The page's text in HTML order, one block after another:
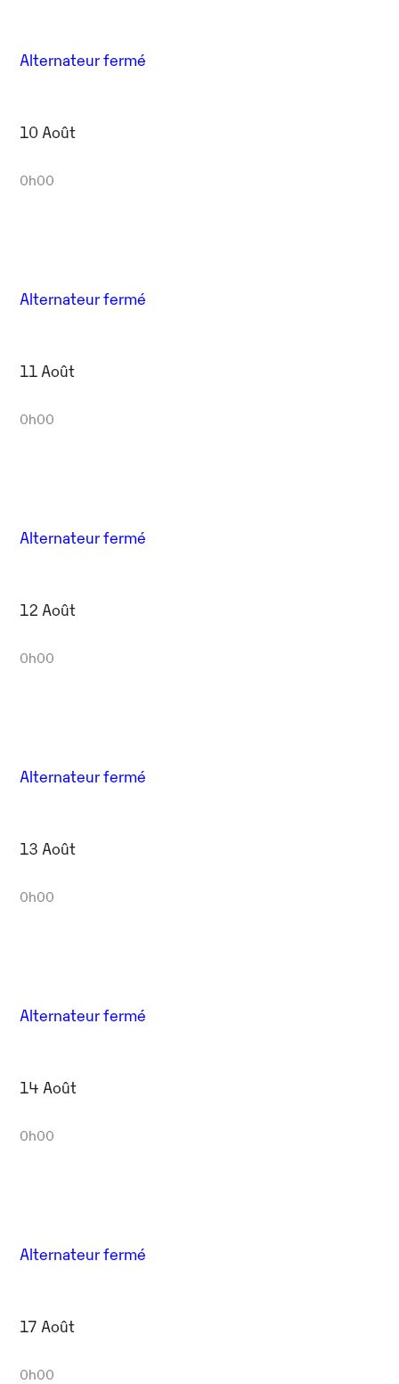
Alternateur fermé
10 Août
0h00
Alternateur fermé
11 Août
0h00
Alternateur fermé
12 Août
0h00
Alternateur fermé
13 Août
0h00
Alternateur fermé
14 Août
0h00
Alternateur fermé
17 Août
0h00